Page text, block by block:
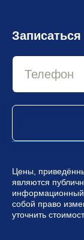
Цены,
являются
информационный
собой право
уточнить